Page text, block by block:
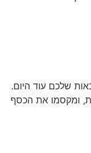
שלכם עוד היום.
ומקסמו את הכסף